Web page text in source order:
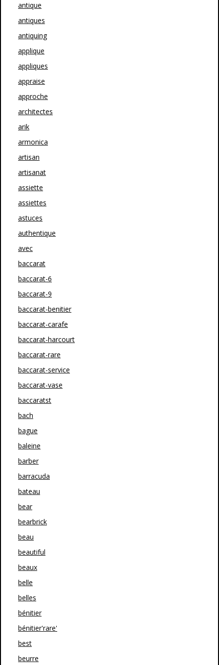
antique
antiques
antiquing
applique
appliques
appraise
approche
architectes
arik
armonica
artisan
artisanat
assiette
assiettes
astuces
authentique
avec
baccarat
baccarat-6
baccarat-9
baccarat-benitier
baccarat-carafe
baccarat-harcourt
baccarat-rare
baccarat-service
baccarat-vase
baccaratst
bach
bague
baleine
barber
barracuda
bateau
bear
bearbrick
beau
beautiful
beaux
belle
belles
bénitier
bénitier'rare'
best
beurre